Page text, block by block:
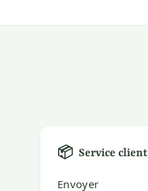
📦 Service client
Envoyer